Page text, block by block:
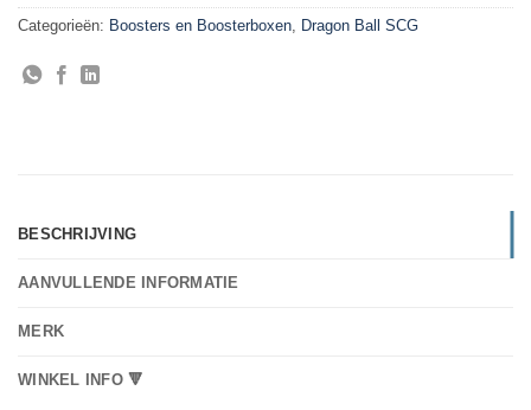
Categorieën: Boosters en Boosterboxen, Dragon Ball SCG
BESCHRIJVING
AANVULLENDE INFORMATIE
MERK
WINKEL INFO 🔻